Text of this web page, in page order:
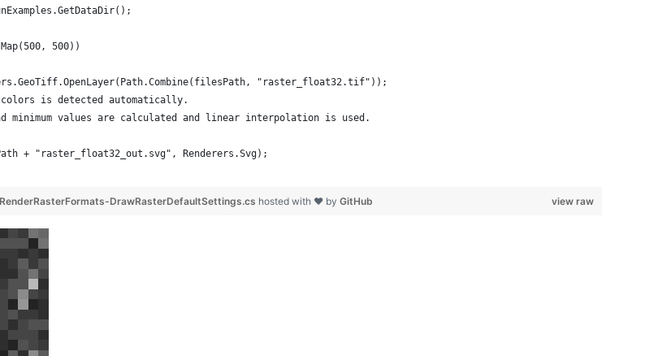
500))
"raster_float32.tif"));
is detected automatically.
minimum values are calculated and linear interpolation is used.
+ "raster_float32_out.svg", Renderers.Svg);
view raw
DrawRasterDefaultSettings.cs hosted with ❤ by GitHub